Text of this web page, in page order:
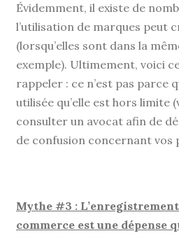
Évidemment, il existe de
l’utilisation de marques peut
(lorsqu’elles sont dans la
exemple). Ultimement, voici
rappeler : ce n’est pas parce
utilisée qu’elle est hors limite
consulter un avocat afin de
de confusion concernant vos
Mythe #3 :
commerce est une dépense